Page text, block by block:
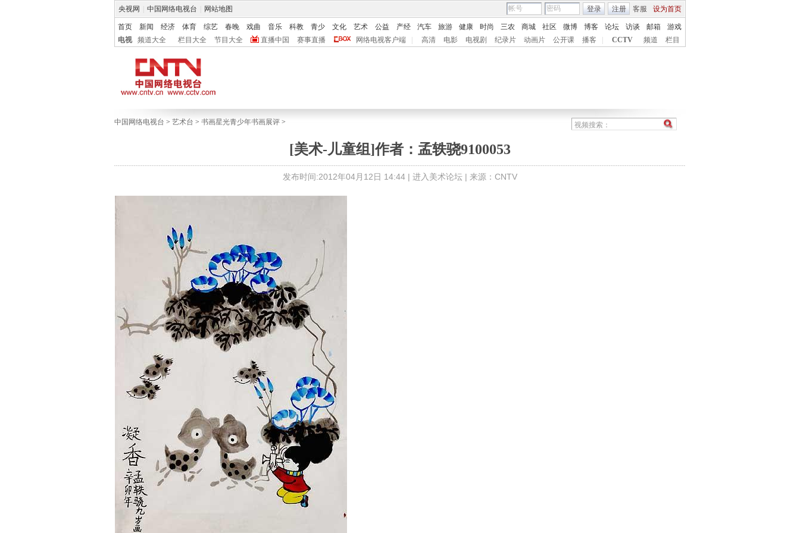
央视网 中国网络电视台 网站地图 客服 设为首页
登录 注册
首页 新闻 经济 体育 综艺 春晚 戏曲 音乐 科教 青少 文化 艺术 公益 产经 汽车 旅游 健康 时尚 三农 商城 社区 微博 博客 论坛 访谈 邮箱
游戏
电视
频道大全 栏目大全 节目大全 直播中国 赛事直播 网络电视客户端 高清 电影 电视剧 纪录片 动画片 公开课 播客 CCTV 频道 栏目
中国网络电视台 > 艺术台 > 书画星光青少年书画展评 >
[美术-儿童组]作者：孟轶骁9100053
发布时间:2012年04月12日 14:44 | 进入美术论坛 | 来源：CNTV